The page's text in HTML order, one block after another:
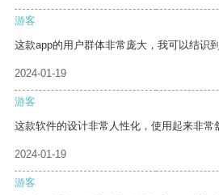
游客
这款app的用户群体非常庞大，我可以结识
2024-01-19
游客
这款软件的设计非常人性化，使用起来非常
2024-01-19
游客